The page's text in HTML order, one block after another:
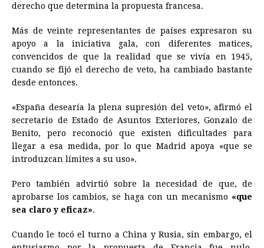
derecho que determina la propuesta francesa.
Más de veinte representantes de países expresaron su
apoyo a la iniciativa gala, con diferentes matices,
convencidos de que la realidad que se vivía en 1945,
cuando se fijó el derecho de veto, ha cambiado bastante
desde entonces.
«España desearía la plena supresión del veto», afirmó el
secretario de Estado de Asuntos Exteriores, Gonzalo de
Benito, pero reconoció que existen dificultades para
llegar a esa medida, por lo que Madrid apoya «que se
introduzcan límites a su uso».
Pero también advirtió sobre la necesidad de que, de
aprobarse los cambios, se haga con un mecanismo «que
sea claro y eficaz».
Cuando le tocó el turno aChina y Rusia, sin embargo, el